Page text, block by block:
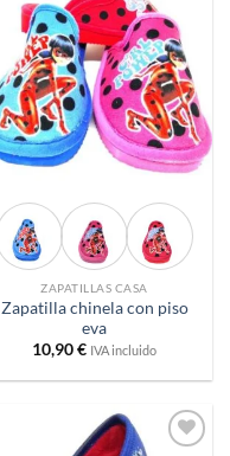
Añadir
a
deseos
ZAPATILLAS CASA
Zapatilla chinela con piso
eva
10,90€ IVA incluido